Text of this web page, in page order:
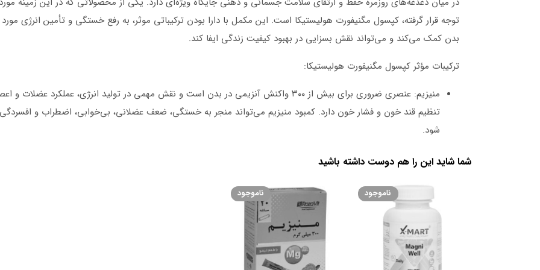
توجه قرار گرفته، کپسول مگنیفورت هولیستیکا است. این مکمل با دارا بودن ترکیباتی موثر، به رفع خستگی و تأمین انرژی مورد
بدن کمک می‌کند و می‌تواند نقش بسزایی در بهبود کیفیت زندگی ایفا کند.
ترکیبات مؤثر کپسول مگنیفورت هولیستیکا:
منیزیم: عنصری ضروری برای بیش از ۳۰۰ واکنش آنزیمی در بدن است و نقش مهمی در تولید انرژی، عملکرد عضلات و
تنظیم قند خون و فشار خون دارد. کمبود منیزیم می‌تواند منجر به خستگی، ضعف عضلانی، بی‌خوابی، اضطراب و افسردگی
شود.
B می‌تواند منجر به خستگی، بی‌حوصلگی، ضعف حافظه و اختلالات عصبی شود.
ویتامین C: یک آنتی‌اکسیدان قوی است که به محافظت سلول‌ها در برابر آسیب‌های ناشی از رادیکال‌های آزاد کمک می‌کند.
ویتامین C همچنین در تقویت سیستم ایمنی بدن و جذب آهن نقش دارد.
مزایای مصرف کپسول مگنیفورت هولیستیکا:
شما شاید این را هم دوست داشته باشید
ناموجود ناموجود